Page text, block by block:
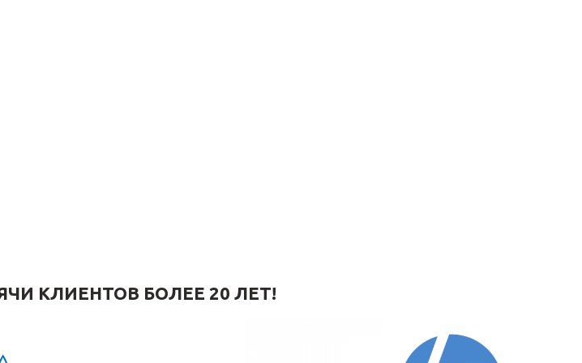
КЛИЕНТОВ БОЛЕЕ 20 ЛЕТ!